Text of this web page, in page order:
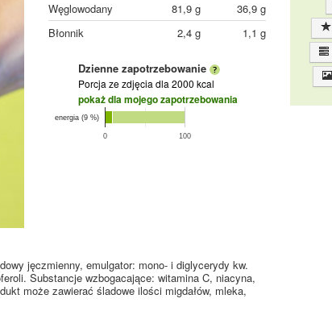
Węglowodany
81,9 g
36,9 g
Błonnik
2,4 g 1,1 g
Dzienne zapotrzebowanie
Porcja ze zdjęcia dla 2000 kcal
pokaż dla mojego zapotrzebowania
0 100
energia (9 %)
jęczmienny, emulgator: mono- i diglycerydy kw.
Substancje wzbogacające: witamina C, niacyna,
może zawierać śladowe ilości migdałów, mleka,